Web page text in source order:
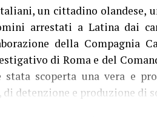
un cittadino olandese,
arrestati a Latina dai
della Compagnia
di Roma e del
scoperta una vera e
detenzione e produzione di